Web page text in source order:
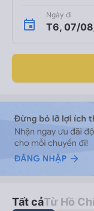
Ngày đi
T6, 07/
Tất cảTừ Hồ